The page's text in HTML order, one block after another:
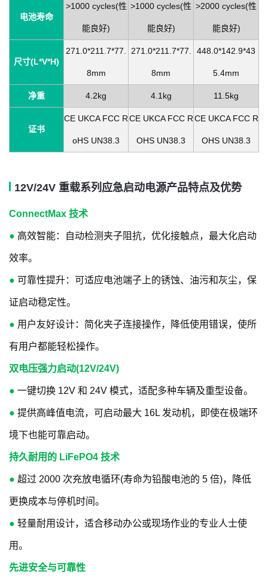
电池寿命
>1000 cycles(性
能良好)
>1000 cycles(性
能良好)
>2000 cycles(性
能良好)
尺寸(L*V*H)
271.0*211.7*77.
8mm
271.0*211.7*77.
8mm
448.0*142.9*43
5.4mm
净重 4.2kg 4.1kg 11.5kg
证书
CE UKCA FCC R
oHS UN38.3
CE UKCA FCC R
OHS UN38.3
CE UKCA FCC R
OHS UN38.3
12V/24V 重载系列应急启动电源产品特点及优势
ConnectMax 技术
● 高效智能：自动检测夹子阻抗，优化接触点，最大化启动
效率。
● 可靠性提升：可适应电池端子上的锈蚀、油污和灰尘，保
证启动稳定性。
● 用户友好设计：简化夹子连接操作，降低使用错误，使所
有用户都能轻松操作。
双电压强力启动(12V/24V)
● 一键切换 12V 和 24V 模式，适配多种车辆及重型设备。
● 提供高峰值电流，可启动最大 16L 发动机，即使在极端环
境下也能可靠启动。
持久耐用的 LiFePO4 技术
● 超过 2000 次充放电循环(寿命为铅酸电池的 5 倍)，降低
更换成本与停机时间。
● 轻量耐用设计，适合移动办公或现场作业的专业人士使
用。
先进安全与可靠性